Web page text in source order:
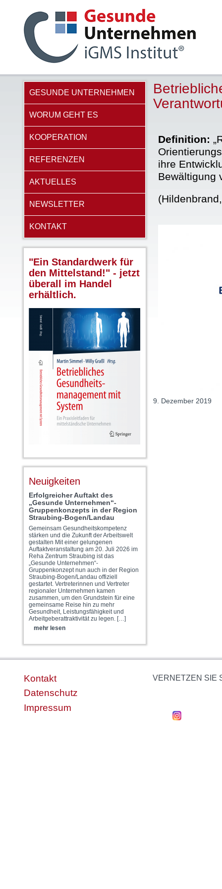
GESUNDE UNTERNEHMEN
WORUM GEHT ES
KOOPERATION
REFERENZEN
AKTUELLES
NEWSLETTER
KONTAKT
"Ein Standardwerk für
den Mittelstand!" - jetzt
überall im Handel
erhältlich.
Neuigkeiten
Erfolgreicher Auftakt des
„Gesunde Unternehmen“-
Gruppenkonzepts in der Region
Straubing-Bogen/Landau
Gemeinsam Gesundheitskompetenz
stärken und die Zukunft der Arbeitswelt
gestalten Mit einer gelungenen
Auftaktveranstaltung am 20. Juli 2026 im
Reha Zentrum Straubing ist das
„Gesunde Unternehmen“-
Gruppenkonzept nun auch in der Region
Straubing-Bogen/Landau offiziell
gestartet. Vertreterinnen und Vertreter
regionaler Unternehmen kamen
zusammen, um den Grundstein für eine
gemeinsame Reise hin zu mehr
Gesundheit, Leistungsfähigkeit und
Arbeitgeberattraktivität zu legen. […]
mehr lesen
Definition:
ihre
Bewältigung
9. Dezember 2019
Kontakt
Datenschutz
Impressum
VERNETZEN SIE